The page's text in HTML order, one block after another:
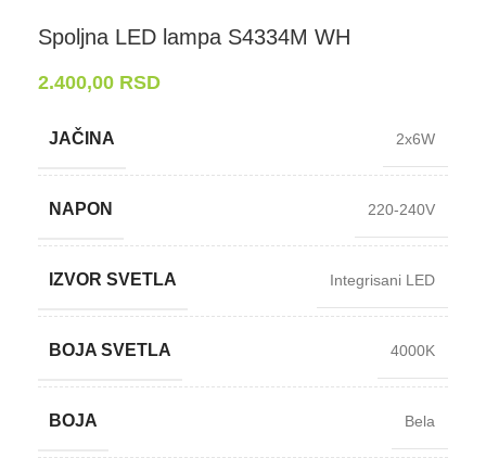
Spoljna LED lampa S4334M WH
2.400,00 RSD
JAČINA 2x6W
NAPON 220-240V
IZVOR SVETLA Integrisani LED
BOJA SVETLA 4000K
BOJA Bela